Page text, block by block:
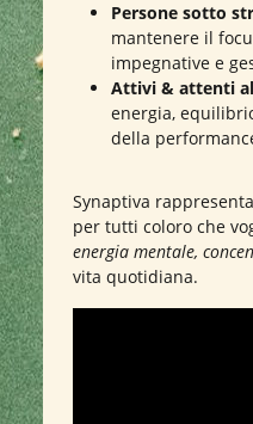
Persone sotto
mantenere il
impegnative e
Attivi & attenti
energia,
della
Synaptiva
per tutti coloro che
energia mentale,
vita quotidiana.